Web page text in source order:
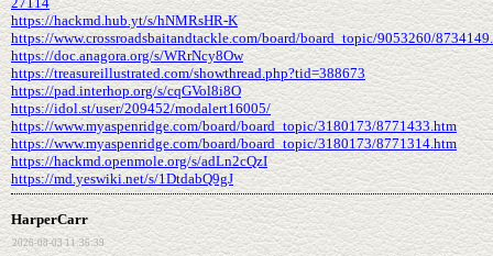
https://hackmd.hub.yt/s/hNMRsHR-K
https://www.crossroadsbaitandtackle.com/board/board_topic/9053260/
https://doc.anagora.org/s/WRrNcy8Ow
https://treasureillustrated.com/showthread.php?tid=388673
https://pad.interhop.org/s/cqGVol8i8O
https://idol.st/user/209452/modalert16005/
https://www.myaspenridge.com/board/board_topic/3180173/8771433.htm
https://www.myaspenridge.com/board/board_topic/3180173/8771314.htm
https://hackmd.openmole.org/s/adLn2cQzI
https://md.yeswiki.net/s/1DtdabQ9gJ
HarperCarr
2026-08-03 11:36:39